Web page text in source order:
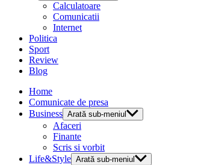
Calculatoare
Comunicatii
Internet
Politica
Sport
Review
Blog
Home
Comunicate de presa
Business Arată sub-meniul
Afaceri
Finante
Scris si vorbit
Life&Style Arată sub-meniul